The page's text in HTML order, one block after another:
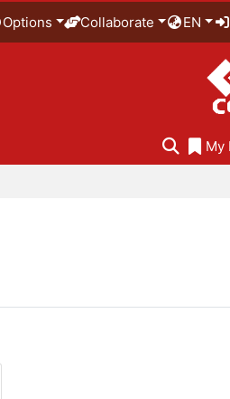
Options Collaborate EN
My